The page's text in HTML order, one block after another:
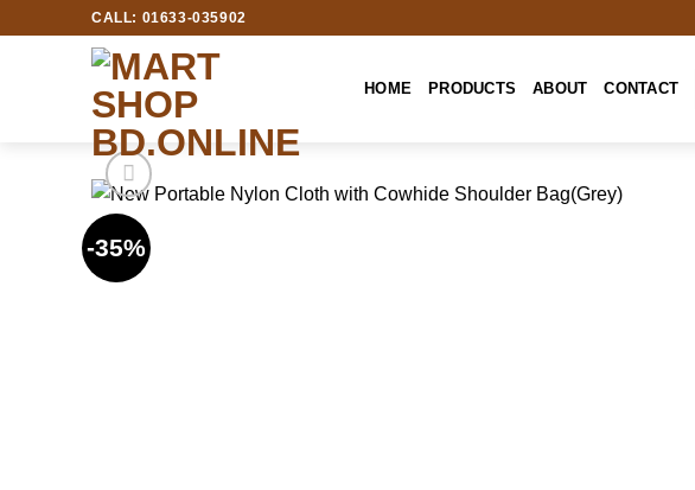
CALL: 01633-035902
HOME PRODUCTS ABOUT CONTACT
-35%